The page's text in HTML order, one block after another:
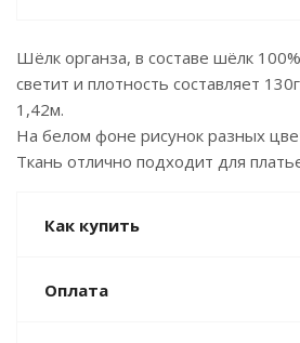
Шёлк органза, в составе шёлк
светит и плотность составляет
1,42м.
На белом фоне рисунок разных
Ткань отлично подходит для
Как купить
Оплата